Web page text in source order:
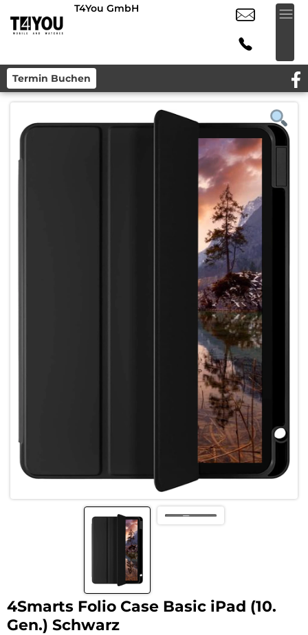
T4You GmbH
Termin Buchen
4Smarts Folio Case Basic iPad (10.
Gen.) Schwarz